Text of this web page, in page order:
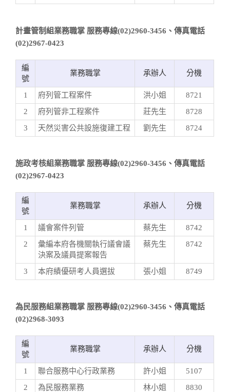
計畫管制組業務職掌 服務專線(02)2960-3456、傳真電話
(02)2967-0423
編
號
業務職掌 承辦人 分機
1 府列管工程案件 洪小姐
8721
2
府列管非工程案件 莊先生
8728
3
天然災害公共設施復建工程 劉先生 8724
施政考核組業務職掌 服務專線(02)2960-3456、傳真電話
(02)2967-0423
編
號
業務職掌 承辦人 分機
1 議會案件列管 蔡先生
8742
2
彙編本府各機關執行議會議
決案及議員提案報告
蔡先生 8742
3 本府績優研考人員選拔 張小姐 8749
為民服務組業務職掌 服務專線(02)2960-3456、傳真電話
(02)2968-3093
編
號
業務職掌 承辦人 分機
1 聯合服務中心行政業務 許小姐
5107
2
為民服務業務 林小姐
8830